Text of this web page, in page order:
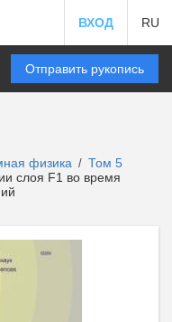
ВХОД RU
Отправить рукопись
физика / Том 5
слоя F1 во время